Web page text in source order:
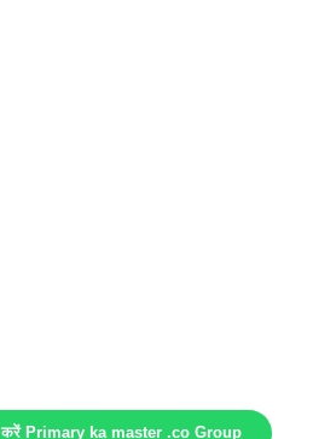
करें Primary ka master .co Group